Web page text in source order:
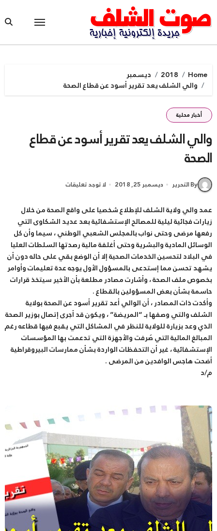
to
content
Home
2018
ديسمبر
والي الشلف يعد تقرير أسود عن قطاع الصحة
أخبار محلية
والي الشلف يعد تقرير أسود عن قطاع
الصحة
By التحرير ديسمبر 25, 2018 لا توجد تعليقات
عمد والي ولاية الشلف للإطلاع شخصيا على واقع الصحة من خلال
زيارات فجائية ليلية للمصالح الإستشفائية بعد عديد الشكاوى التي
رفعها مرضى وحتى نواب بالمجلس الشعبي الوطني ، سيما وأن كل
الوسائل المادية والبشرية وحتى أغلفة مالية رصدتها السلطات العليا
في البلاد لتحسين الخدمات الصحية إلا أن الوضع بقي على حاله دون أن
يشهد تحسن مما إستدعى بالمسؤول الأول يوجه عدة تعليمات وأوامر
بخصوص ملف الصحة ، وأشارت مصادر مطلعة بأن الأخير سيتخذ قرارات
حاسمة بشأن بعض المسؤولين بالقطاع .
وأكدت ذات المصادر ، أن الوالي أعد تقرير أسود عن الصحة بولاية
الشلف والتي وصفها بـ “المريضة” ، ويكون قد أجرى إتصال بوزير الصحة
الذي وعد بزيارة للولاية للنظر في المشاكل التي يقبع فيها قطاعه رغم
المبالغ المالية التي صُرفت والأجهزة التي تدعمت بها المؤسسات
الإستشفائية ، غير أن التحفظات الواردة بشأن ممارسات البيروقراطية
أضحت هاجس الوافدين من المرضى .
م/د